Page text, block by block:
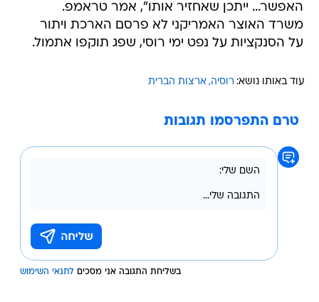
האפשר... ייתכן שאחזיר אותו", אמר טראמפ.
משרד האוצר האמריקני לא פרסם הארכת ויתור
על הסנקציות על נפט ימי רוסי, שפג תוקפו אתמול.
עוד באותו נושא: רוסיה ארצות הברית
טרם התפרסמו תגובות
בשליחת התגובה אני מסכים לתנאי השימוש